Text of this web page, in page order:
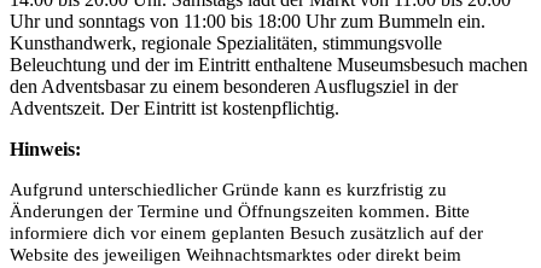
Uhr und sonntags von 11:00 bis 18:00 Uhr zum Bummeln ein.
Kunsthandwerk, regionale Spezialitäten, stimmungsvolle
Beleuchtung und der im Eintritt enthaltene Museumsbesuch machen
den Adventsbasar zu einem besonderen Ausflugsziel in der
Adventszeit. Der Eintritt ist kostenpflichtig.
Hinweis:
Aufgrund unterschiedlicher Gründe kann es kurzfristig zu
Änderungen der Termine und Öffnungszeiten kommen. Bitte
informiere dich vor einem geplanten Besuch zusätzlich auf der
Website des jeweiligen Weihnachtsmarktes oder direkt beim